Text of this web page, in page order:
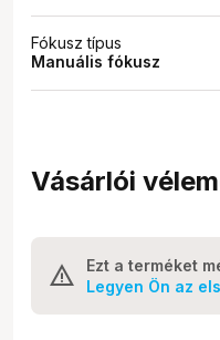
Fókusz típus
Manuális fókusz
Vásárlói
Ezt a terméket
Legyen Ön az